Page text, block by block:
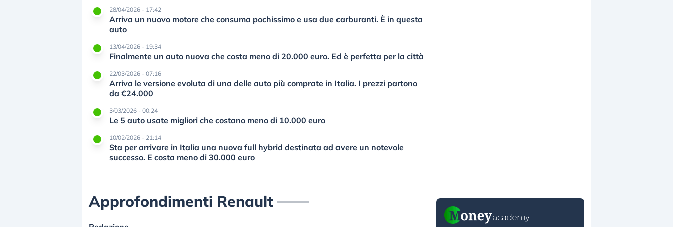
28/04/2026 - 17:42
Arriva un nuovo motore che consuma pochissimo e usa due carburanti. È in questa
auto
13/04/2026 - 19:34
Finalmente un auto nuova che costa meno di 20.000 euro. Ed è perfetta per la città
22/03/2026 - 07:16
Arriva le versione evoluta di una delle auto più comprate in Italia. I prezzi partono
da €24.000
3/03/2026 - 00:24
Le 5 auto usate migliori che costano meno di 10.000 euro
10/02/2026 - 21:14
Sta per arrivare in Italia una nuova full hybrid destinata ad avere un notevole
successo. E costa meno di 30.000 euro
Approfondimenti Renault